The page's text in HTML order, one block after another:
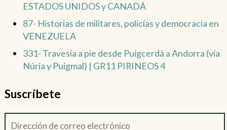
ESTADOS UNIDOS y CANADÁ
87- Historias de militares, policías y democracia en
VENEZUELA
331- Travesía a pie desde Puigcerdà a Andorra (vía
Núria y Puigmal) | GR11 PIRINEOS 4
Suscríbete